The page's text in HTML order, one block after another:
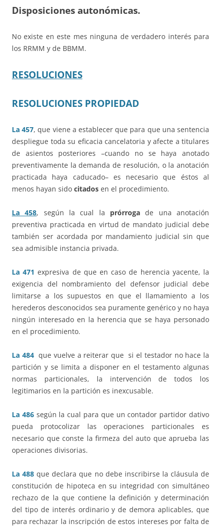
Disposiciones autonómicas.
No existe en este mes ninguna de verdadero interés para
los RRMM y de BBMM.
RESOLUCIONES
RESOLUCIONES PROPIEDAD
La 457, que viene a establecer que para que una sentencia
despliegue toda su eficacia cancelatoria y afecte a titulares
de asientos posteriores –cuando no se haya anotado
preventivamente la demanda de resolución, o la anotación
practicada haya caducado– es necesario que éstos al
menos hayan sido citados en el procedimiento.
La 458, según la cual la prórroga de una anotación
preventiva practicada en virtud de mandato judicial debe
también ser acordada por mandamiento judicial sin que
sea admisible instancia privada.
La 471 expresiva de que en caso de herencia yacente, la
exigencia del nombramiento del defensor judicial debe
limitarse a los supuestos en que el llamamiento a los
herederos desconocidos sea puramente genérico y no haya
ningún interesado en la herencia que se haya personado
en el procedimiento.
La 484 que vuelve a reiterar que si el testador no hace la
partición y se limita a disponer en el testamento algunas
normas particionales, la intervención de todos los
legitimarios en la partición es inexcusable.
La 486según la cual para que un contador partidor dativo
pueda protocolizar las operaciones particionales es
necesario que conste la firmeza del auto que aprueba las
operaciones divisorias.
La 488 que declara que no debe inscribirse la cláusula de
constitución de hipoteca en su integridad con simultáneo
rechazo de la que contiene la definición y determinación
del tipo de interés ordinario y de demora aplicables, que
para rechazar la inscripción de estos intereses por falta de